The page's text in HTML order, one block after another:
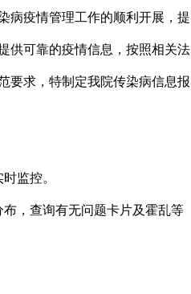
病疫情管理工作的顺利开展，提
供可靠的疫情信息，按照相关法
要求，特制定我院传染病信息报
监控。
，查询有无问题卡片及霍乱等